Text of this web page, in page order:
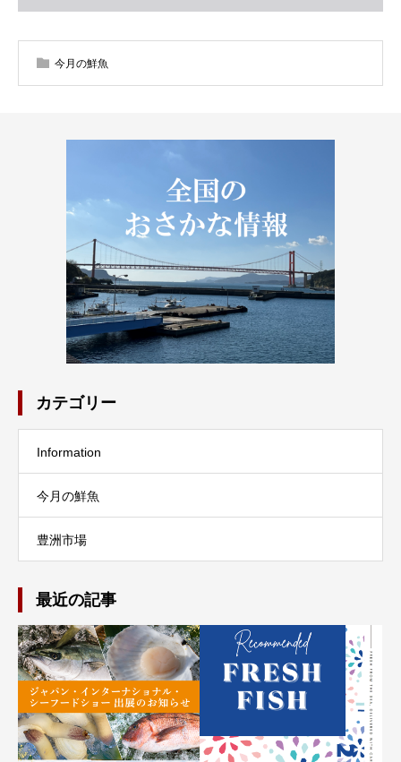
今月の鮮魚
カテゴリー
Information
今月の鮮魚
豊洲市場
最近の記事